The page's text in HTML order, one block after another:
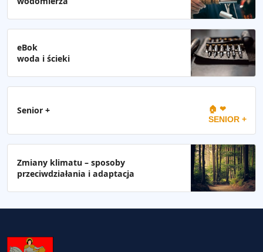
eBok
woda i ścieki
Senior + 🏠 ❤
SENIOR +
Zmiany klimatu – sposoby
przeciwdziałania i adaptacja